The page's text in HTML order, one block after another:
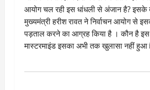
आयोग चल रही इस धांधली से अंजान है? इसके
मुख्यमंत्री हरीश रावत ने निर्वाचन आयोग से
पड़ताल करने का आग्रह किया है । कौन है
मास्टरमाइंड इसका अभी तक खुलासा नहीं हुआ